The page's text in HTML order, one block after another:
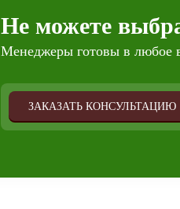
Не можете
Менеджеры готовы в любое
ЗАКАЗАТЬ КОНСУЛЬТАЦИЮ